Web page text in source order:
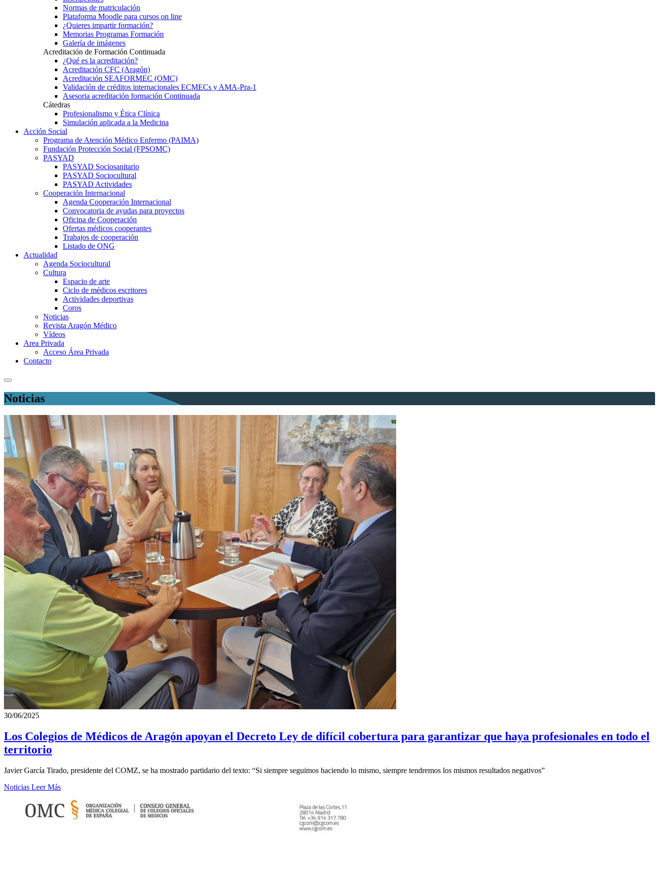
Normas de matriculación
Plataforma Moodle para cursos on line
¿Quieres impartir formación?
Memorias Programas Formación
Galería de imágenes
Acreditación de Formación Continuada
¿Qué es la acreditación?
Acreditación CFC (Aragón)
Acreditación SEAFORMEC (OMC)
Validación de créditos internacionales ECMECs y AMA-Pra-1
Asesoria acreditación formación Continuada
Cátedras
Profesionalismo y Ética Clínica
Simulación aplicada a la Medicina
Acción Social
Programa de Atención Médico Enfermo (PAIMA)
Fundación Protección Social (FPSOMC)
PASYAD
PASYAD Sociosanitario
PASYAD Sociocultural
PASYAD Actividades
Cooperación Internacional
Agenda Cooperación Internacional
Convocatoria de ayudas para proyectos
Oficina de Cooperación
Ofertas médicos cooperantes
Trabajos de cooperación
Listado de ONG
Actualidad
Agenda Sociocultural
Cultura
Espacio de arte
Ciclo de médicos escritores
Actividades deportivas
Coros
Noticias
Revista Aragón Médico
Vídeos
Area Privada
Acceso Área Privada
Contacto
Noticias
30/06/2025
Los Colegios de Médicos de Aragón apoyan el Decreto Ley de difícil cobertura para garantizar que haya profesionales en todo el
territorio
Javier García Tirado, presidente del COMZ, se ha mostrado partidario del texto: “Si siempre seguimos haciendo lo mismo, siempre tendremos los mismos resultados negativos”
Noticias Leer Más